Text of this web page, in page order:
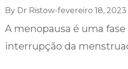
By Dr Ristow fevereiro 18, 2023
A menopausa é uma
interrupção da